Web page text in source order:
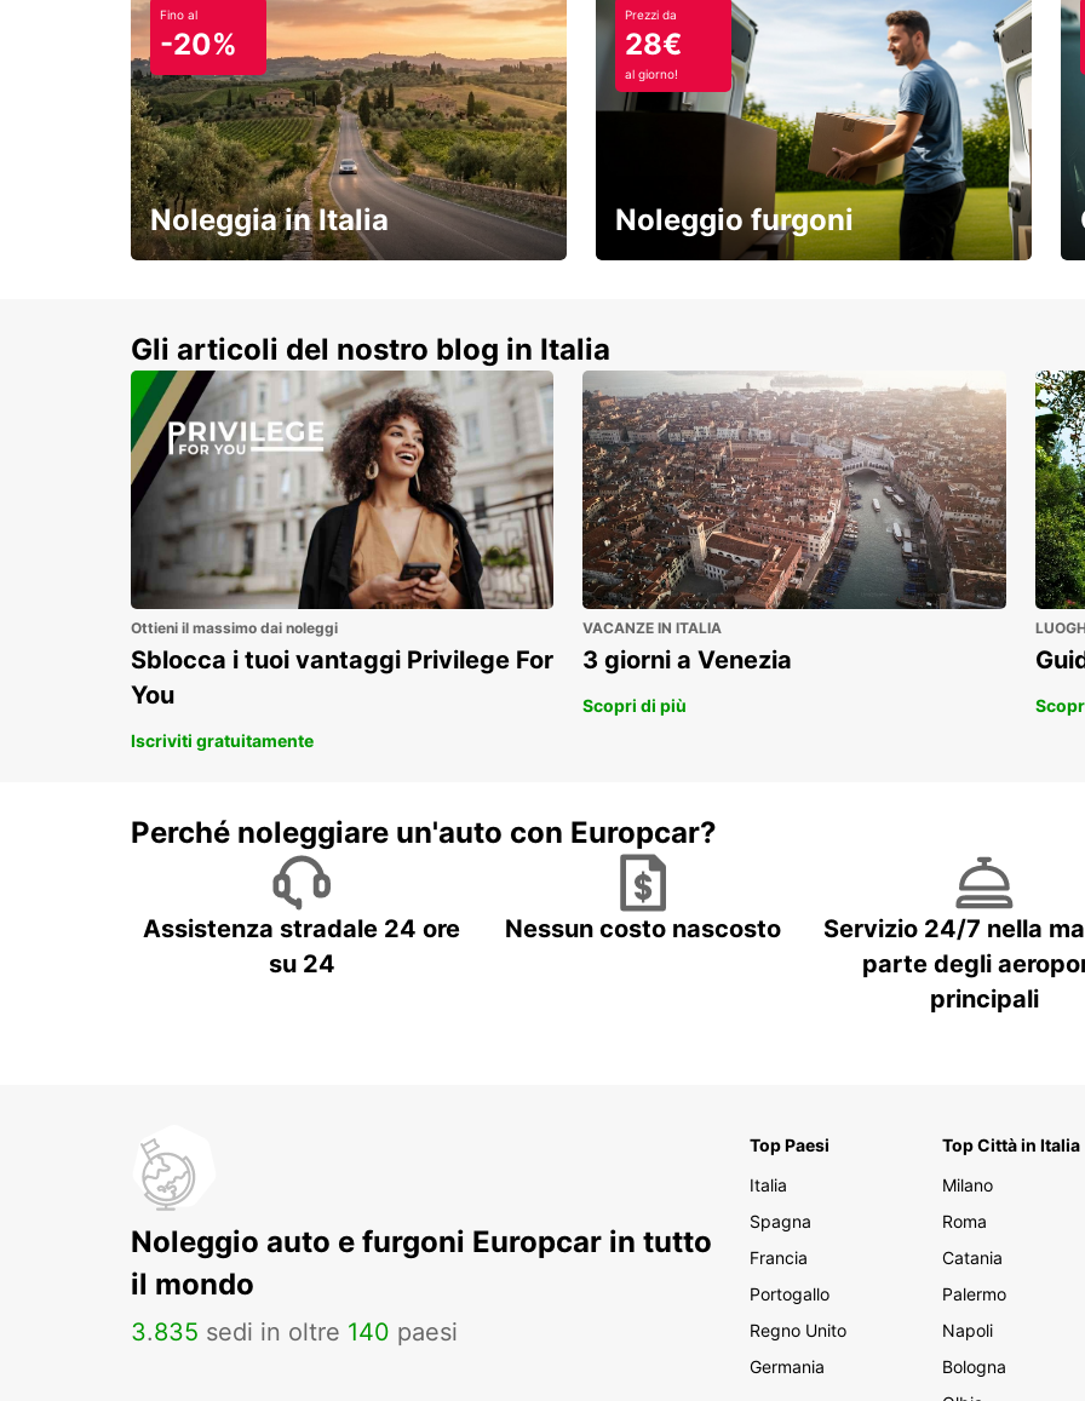
Fino al
-20%
Noleggia in Italia
Prezzi da
28€
al giorno!
Noleggio furgoni
Gli articoli del nostro blog in Italia
Ottieni il massimo dai noleggi
Sblocca i tuoi vantaggi Privilege For
You
Iscriviti gratuitamente
VACANZE IN ITALIA
3 giorni a Venezia
Scopri di più
Perché noleggiare un'auto con Europcar?
Assistenza stradale 24 ore
su 24
Nessun costo nascosto
Servizio 24/7 nella
parte degli
principali
Noleggio auto e furgoni Europcar in tutto
il mondo
3.835 sedi in oltre 140 paesi
Top Paesi
Italia
Spagna
Francia
Portogallo
Regno Unito
Germania
Top Città in Italia
Milano
Roma
Catania
Palermo
Napoli
Bologna